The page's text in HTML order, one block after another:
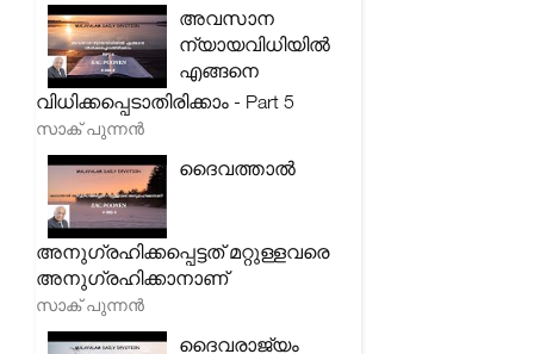
അവസാന
ന്യായവിധിയിൽ
എങ്ങനെ
വിധിക്കപ്പെടാതിരിക്കാം - Part 5
സാക് പുന്നൻ
ദൈവത്താൽ
അനുഗ്രഹിക്കപ്പെട്ടത് മറ്റുള്ളവരെ
അനുഗ്രഹിക്കാനാണ്
സാക് പുന്നൻ
ദൈവരാജ്യം